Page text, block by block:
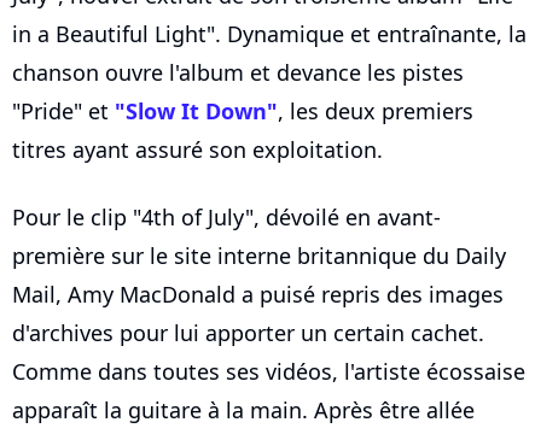
in a Beautiful Light". Dynamique et entraînante, la
chanson ouvre l'album et devance les pistes
"Pride" et "Slow It Down", les deux premiers
titres ayant assuré son exploitation.
Pour le clip "4th of July", dévoilé en avant-
première sur le site interne britannique du Daily
Mail, Amy MacDonald a puisé repris des images
d'archives pour lui apporter un certain cachet.
Comme dans toutes ses vidéos, l'artiste écossaise
apparaît la guitare à la main. Après être allée